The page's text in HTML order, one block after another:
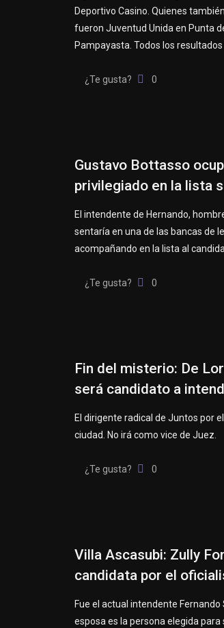
Deportivo Casino. Quienes
fueron Juventud Unida en Punta
Pampayasta. Todos los resultados
¿Te gusta? 0
Gustavo Bottasso
privilegiado en la lista
El intendente de Hernando,
sentaría en una de las bancas de
acompañando en la lista al
¿Te gusta? 0
Fin del misterio: De
será candidato a
El dirigente radical de Juntos por
ciudad. No irá como vice de Juez.
¿Te gusta? 0
Villa Ascasubi: Zully
candidata por el
Fue el actual intendente Fernando
esposa es la persona elegida